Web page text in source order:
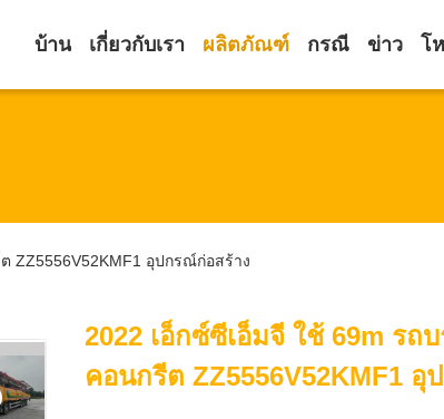
บ้าน เกี่ยวกับเรา ผลิตภัณฑ์ กรณี ข่าว โ
ZZ5556V52KMF1 อุปกรณ์ก่อสร้าง
2022 เอ็กซ์ซีเอ็มจี ใช้ 69m รถ
คอนกรีต ZZ5556V52KMF1 อุ